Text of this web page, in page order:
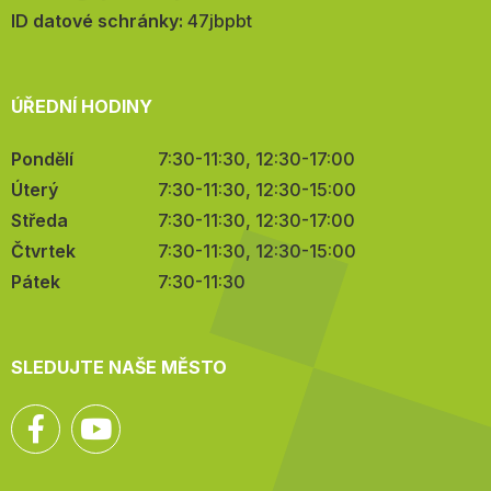
mail:
ID datové schránky: 47jbpbt
ÚŘEDNÍ HODINY
Pondělí
7:30-11:30, 12:30-17:00
Úterý
7:30-11:30, 12:30-15:00
Středa
7:30-11:30, 12:30-17:00
Čtvrtek
7:30-11:30, 12:30-15:00
Pátek
7:30-11:30
SLEDUJTE NAŠE MĚSTO
Facebook